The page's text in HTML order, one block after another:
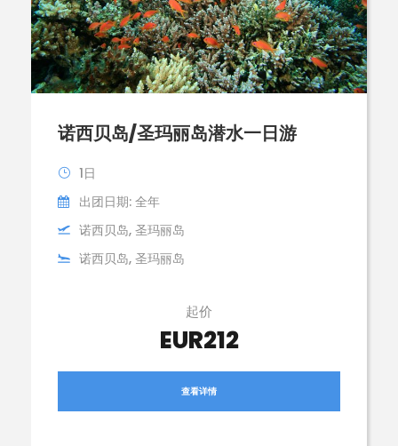
诺西贝岛/圣玛丽岛潜水一日游
1日
出团日期: 全年
诺西贝岛, 圣玛丽岛
诺西贝岛, 圣玛丽岛
起价
EUR212
查看详情